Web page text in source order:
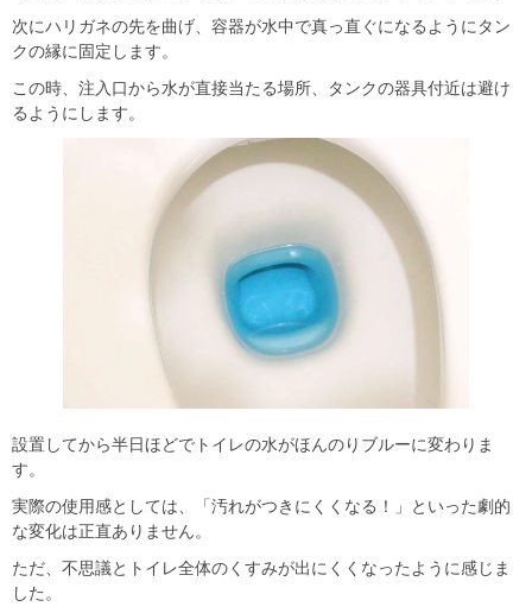
次にハリガネの先を曲げ、容器が水中で真っ直ぐになるようにタン
クの縁に固定します。
この時、注入口から水が直接当たる場所、タンクの器具付近は避け
るようにします。
設置してから半日ほどでトイレの水がほんのりブルーに変わりま
す。
実際の使用感としては、「汚れがつきにくくなる！」といった劇的
な変化は正直ありません。
ただ、不思議とトイレ全体のくすみが出にくくなったように感じま
した。